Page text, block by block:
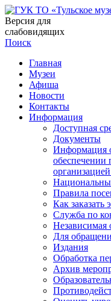
Версия для
слабовидящих
Поиск
Главная
Музеи
Афиша
Новости
Контакты
Информация
Доступная
Документы
Информация
обеспечении
Правила
Как заказать
Служба по
Независимая
Для
Издания
Обработка
Архив